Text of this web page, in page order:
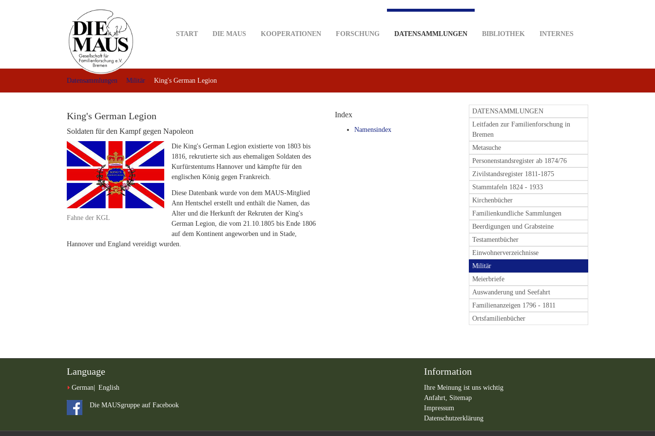
START DIE MAUS KOOPERATIONEN FORSCHUNG DATENSAMMLUNGEN BIBLIOTHEK INTERNES
Datensammlungen Militär King's German Legion
King's German Legion
Soldaten für den Kampf gegen Napoleon
Fahne der KGL
Die King's German Legion existierte von 1803 bis
1816, rekrutierte sich aus ehemaligen Soldaten des
Kurfürstentums Hannover und kämpfte für den
englischen König gegen Frankreich.
Diese Datenbank wurde von dem MAUS-Mitglied
Ann Hentschel erstellt und enthält die Namen, das
Alter und die Herkunft der Rekruten der King's
German Legion, die vom 21.10.1805 bis Ende 1806
auf dem Kontinent angeworben und in Stade,
Hannover und England vereidigt wurden.
Index
Namensindex
DATENSAMMLUNGEN
Leitfaden zur Familienforschung in
Bremen
Metasuche
Personenstandsregister ab 1874/76
Zivilstandsregister 1811-1875
Stammtafeln 1824 - 1933
Kirchenbücher
Familienkundliche Sammlungen
Beerdigungen und Grabsteine
Testamentbücher
Einwohnerverzeichnisse
Militär
Meierbriefe
Auswanderung und Seefahrt
Familienanzeigen 1796 - 1811
Ortsfamilienbücher
Language
German English
Die MAUSgruppe auf Facebook
Information
Ihre Meinung ist uns wichtig
Anfahrt, Sitemap
Impressum
Datenschutzerklärung